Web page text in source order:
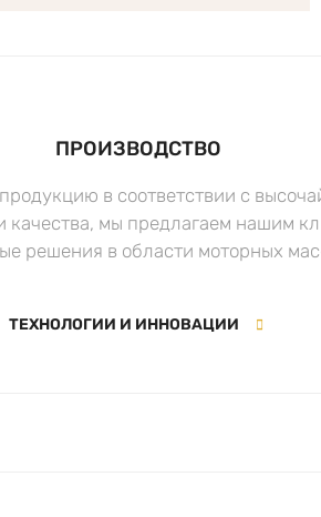
ПРОИЗВОДСТВО
в соответствии с
качества, мы предлагаем нашим
решения в области моторных
ТЕХНОЛОГИИ И ИННОВАЦИИ